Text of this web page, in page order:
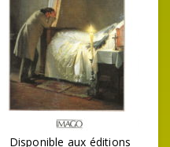
Disponible aux éditions